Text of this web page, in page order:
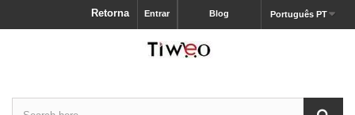
Português PT
Blog
Entrar
Retorna